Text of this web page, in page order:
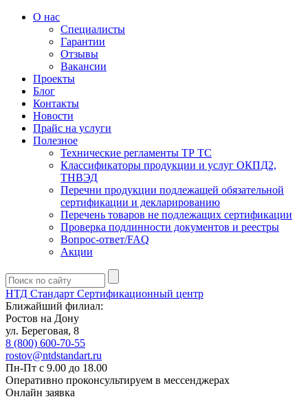
О нас
Специалисты
Гарантии
Отзывы
Вакансии
Проекты
Блог
Контакты
Новости
Прайс на услуги
Полезное
Технические регламенты ТР ТС
Классификаторы продукции и услуг ОКПД2,
ТНВЭД
Перечни продукции подлежащей обязательной
сертификации и декларированию
Перечень товаров не подлежащих сертификации
Проверка подлинности документов и реестры
Вопрос-ответ/FAQ
Акции
НТД Стандарт Сертификационный центр
Ближайший филиал:
Ростов на Дону
ул. ​Береговая, 8
8 (800) 600-70-55
rostov@ntdstandart.ru
Пн-Пт с 9.00 до 18.00
Оперативно проконсультируем в мессенджерах
Онлайн заявка